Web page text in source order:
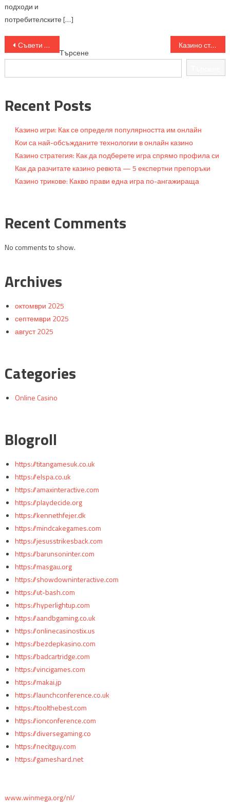
подходи и
потребителските […]
Навигация
Съвети за успех в онлайн блекджек игри Казино стратегия: Как да управлявате времето си онлайн
Търсене
Recent Posts
Казино игри: Как се определя популярността им онлайн
Кои са най-обсъжданите технологии в онлайн казино
Казино стратегия: Как да подберете игра спрямо профила си
Как да разчитате казино ревюта — 5 експертни препоръки
Казино трикове: Какво прави една игра по-ангажираща
Recent Comments
No comments to show.
Archives
октомври 2025
септември 2025
август 2025
Categories
Online Casino
Blogroll
https://titangamesuk.co.uk
https://elspa.co.uk
https://amaxinteractive.com
https://playdecide.org
https://kennethfejer.dk
https://mindcakegames.com
https://jesusstrikesback.com
https://barunsoninter.com
https://masgau.org
https://showdowninteractive.com
https://ut-bash.com
https://hyperlightup.com
https://aandbgaming.co.uk
https://onlinecasinostix.us
https://bezdepkasino.com
https://badcartridge.com
https://vincigames.com
https://makai.jp
https://launchconference.co.uk
https://toolthebest.com
https://ionconference.com
https://diversegaming.co
https://necitguy.com
https://gameshard.net
www.winmega.org/nl/